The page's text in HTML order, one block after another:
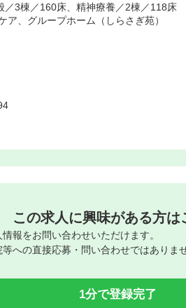
／3棟／160床、精神療養／2棟／118床
ア、グループホーム（しらさぎ苑）
この求人に興味がある方は
報をお問い合わせいただけます。
への直接応募・問い合わせではありま
1分で登録完了